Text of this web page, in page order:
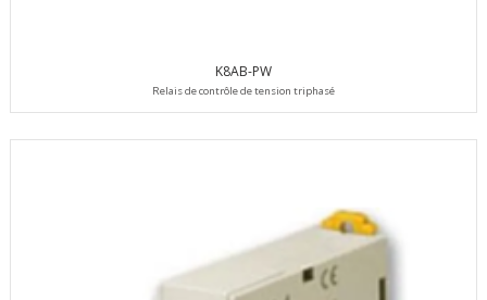
K8AB-PW
Relais de contrôle de tension triphasé